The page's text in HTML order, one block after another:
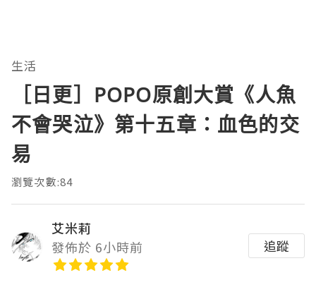
生活
［日更］POPO原創大賞《人魚
不會哭泣》第十五章：血色的交
易
瀏覽次數:84
艾米莉
發佈於 6小時前
追蹤